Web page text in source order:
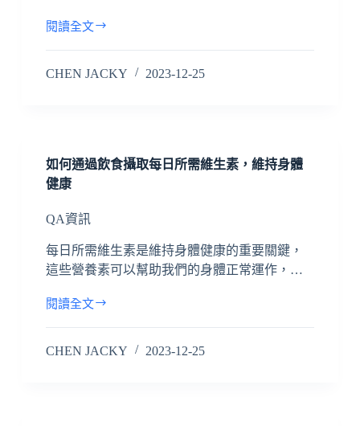
閱讀全文
CHEN JACKY 2023-12-25
如何通過飲食攝取每日所需維生素，維持身體
健康
QA資訊
每日所需維生素是維持身體健康的重要關鍵，
這些營養素可以幫助我們的身體正常運作，…
閱讀全文
CHEN JACKY 2023-12-25